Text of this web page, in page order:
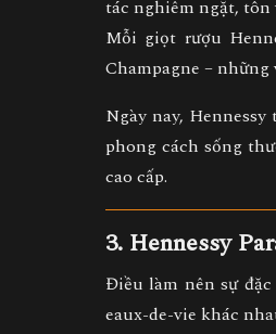
tác nghiêm ngặt,
Mỗi giọt rượu
Champagne – những
Ngày nay,
phong cách sống
cao cấp.
3. Hennessy
Điều làm nên sự
eaux-de-vie khác